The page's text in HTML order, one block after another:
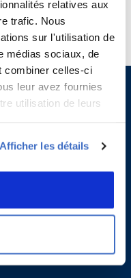
relatives aux
trafic. Nous
sur l'utilisation de
médias sociaux, de
combiner celles-ci
leur avez fournies
utilisation de leurs
Afficher les détails
❮ 1